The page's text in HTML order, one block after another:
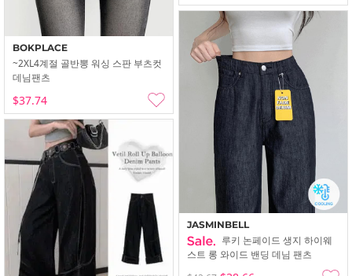
BOKPLACE
~2XL4계절 골반뽕 워싱 스판 부츠컷
데님팬츠
$37.74
JASMINBELL
루키 논페이드 생지 하이웨
스트 롱 와이드 밴딩 데님 팬츠